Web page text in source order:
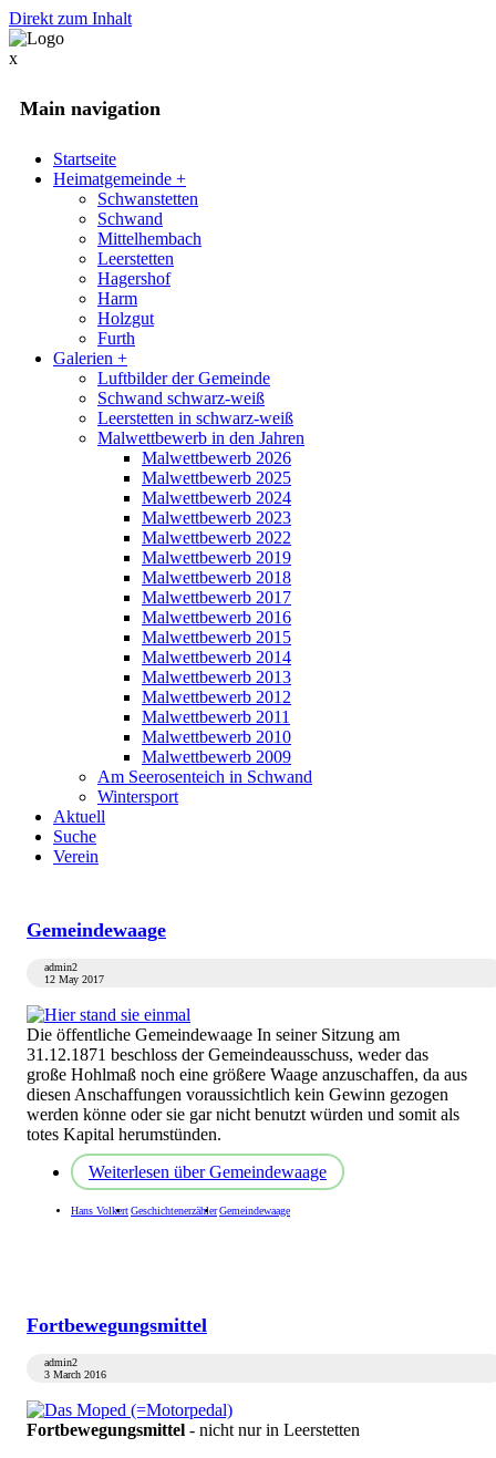
Direkt zum Inhalt
x
Main navigation
Startseite
Heimatgemeinde +
Schwanstetten
Schwand
Mittelhembach
Leerstetten
Hagershof
Harm
Holzgut
Furth
Galerien +
Luftbilder der Gemeinde
Schwand schwarz-weiß
Leerstetten in schwarz-weiß
Malwettbewerb in den Jahren
Malwettbewerb 2026
Malwettbewerb 2025
Malwettbewerb 2024
Malwettbewerb 2023
Malwettbewerb 2022
Malwettbewerb 2019
Malwettbewerb 2018
Malwettbewerb 2017
Malwettbewerb 2016
Malwettbewerb 2015
Malwettbewerb 2014
Malwettbewerb 2013
Malwettbewerb 2012
Malwettbewerb 2011
Malwettbewerb 2010
Malwettbewerb 2009
Am Seerosenteich in Schwand
Wintersport
Aktuell
Suche
Verein
Gemeindewaage
admin2
12 May 2017
Die öffentliche Gemeindewaage In seiner Sitzung am
31.12.1871 beschloss der Gemeindeausschuss, weder das
große Hohlmaß noch eine größere Waage anzuschaffen, da aus
diesen Anschaffungen voraussichtlich kein Gewinn gezogen
werden könne oder sie gar nicht benutzt würden und somit als
totes Kapital herumstünden.
Weiterlesen über Gemeindewaage
Hans VolkertGeschichtenerzählerGemeindewaage
Fortbewegungsmittel
admin2
3 March 2016
Fortbewegungsmittel - nicht nur in Leerstetten